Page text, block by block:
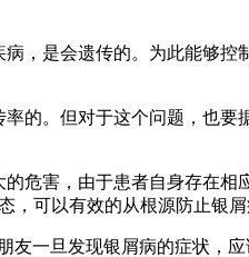
，是会遗传的。为此能够
的。但对于这个问题，也
危害，由于患者自身存在
可以有效的从根源防止银屑
友一旦发现银屑病的症状，